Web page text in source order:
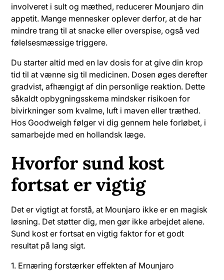
involveret i sult og mæthed, reducerer Mounjaro din
appetit. Mange mennesker oplever derfor, at de har
mindre trang til at snacke eller overspise, også ved
følelsesmæssige triggere.
Du starter altid med en lav dosis for at give din krop
tid til at vænne sig til medicinen. Dosen øges derefter
gradvist, afhængigt af din personlige reaktion. Dette
såkaldt opbygningsskema mindsker risikoen for
bivirkninger som kvalme, luft i maven eller træthed.
Hos Goodweigh følger vi dig gennem hele forløbet, i
samarbejde med en hollandsk læge.
Hvorfor sund kost
fortsat er vigtig
Det er vigtigt at forstå, at Mounjaro ikke er en magisk
løsning. Det støtter dig, men gør ikke arbejdet alene.
Sund kost er fortsat en vigtig faktor for et godt
resultat på lang sigt.
1. Ernæring forstærker effekten af Mounjaro